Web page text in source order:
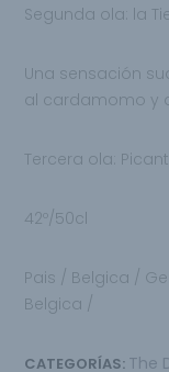
Segunda ola: la
Una sensación
al cardamomo y
Tercera ola:
42º/50cl
Pais / Belgica /
Belgica /
CATEGORÍAS: The